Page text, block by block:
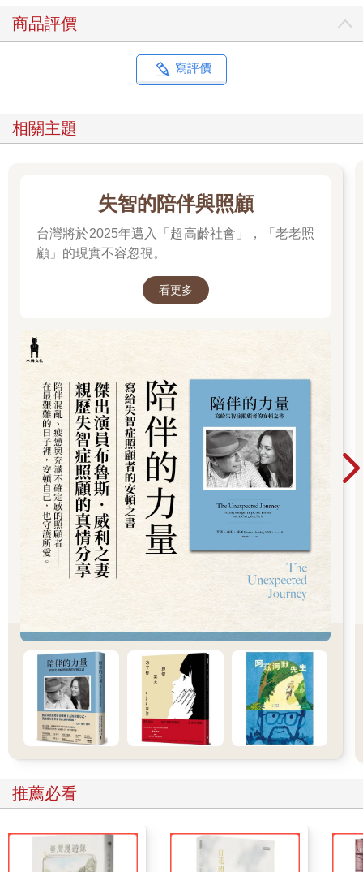
商品評價
寫評價
相關主題
失智的陪伴與照顧
台灣將於2025年邁入「超高齡社會」，「老老照
顧」的現實不容忽視。
看更多
推薦必看